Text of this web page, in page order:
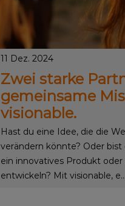
11 Dez. 2024
Zwei starke
gemeinsame
visionable.
Hast du eine Idee, die die
verändern könnte? Oder bist
ein innovatives Produkt
entwickeln? Mit visionable, e...